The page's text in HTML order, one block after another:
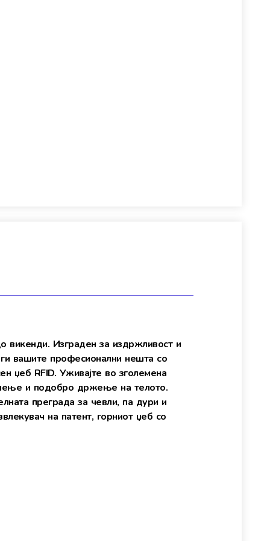
викенди. Изграден за издржливост и
вашите професионални нешта со
џеб RFID. Уживајте во зголемена
и подобро држење на телото.
преграда за чевли, па дури и
на патент, горниот џеб со